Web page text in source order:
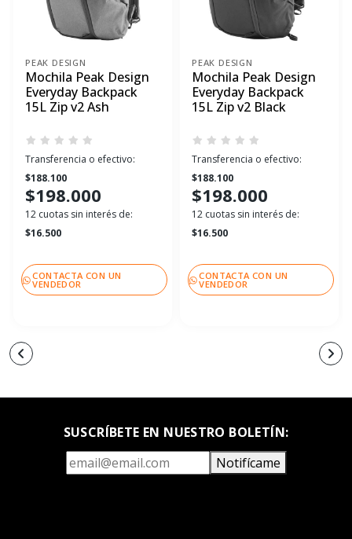
PEAK DESIGN
Mochila Peak Design
Everyday Backpack
15L Zip v2 Ash
Transferencia o efectivo:
$188.100
$198.000
12 cuotas sin interés de:
$16.500
CONTACTA CON UN
VENDEDOR
PEAK DESIGN
Mochila Peak Design
Everyday Backpack
15L Zip v2 Black
Transferencia o efectivo:
$188.100
$198.000
12 cuotas sin interés de:
$16.500
CONTACTA CON UN
VENDEDOR
SUSCRÍBETE EN NUESTRO BOLETÍN:
Notifícame